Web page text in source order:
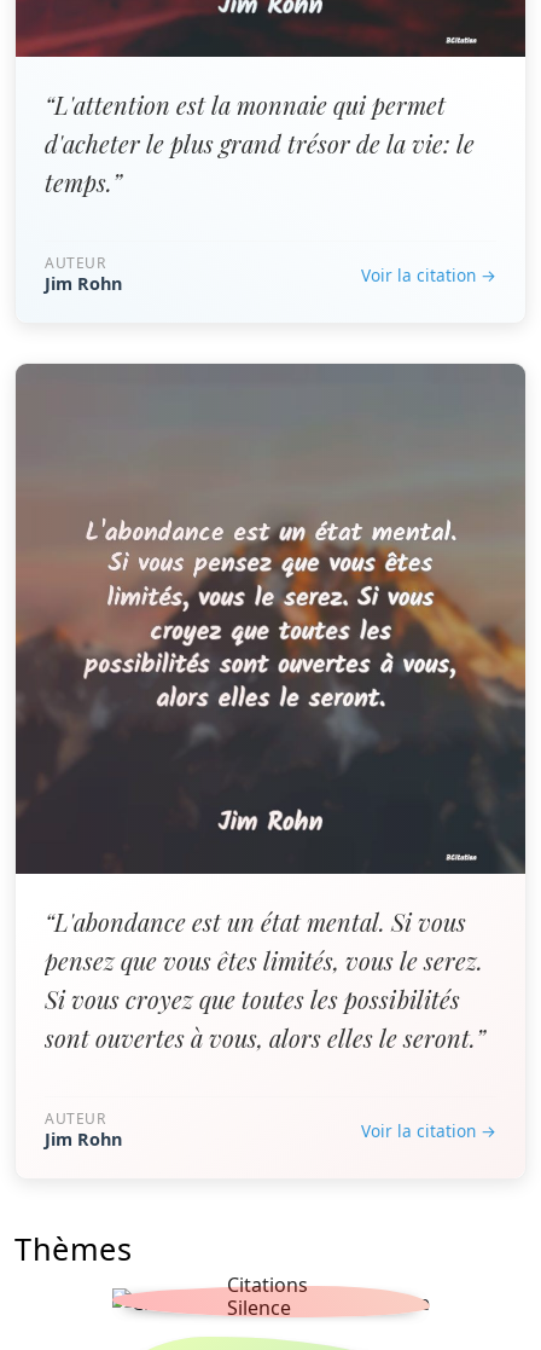
“L'attention est la monnaie qui permet
d'acheter le plus grand trésor de la vie: le
temps.”
AUTEUR
Jim Rohn Voir la citation →
“L'abondance est un état mental. Si vous
pensez que vous êtes limités, vous le serez.
Si vous croyez que toutes les possibilités
sont ouvertes à vous, alors elles le seront.”
AUTEUR
Jim Rohn Voir la citation →
Thèmes
Citations
Silence